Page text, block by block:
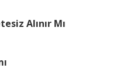
Alınır Mı